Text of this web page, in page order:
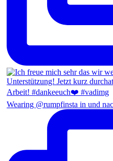
Wearing @rumpfinsta in und